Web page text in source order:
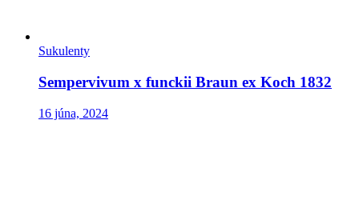
Sukulenty
Sempervivum x funckii Braun ex Koch 1832
16 júna, 2024